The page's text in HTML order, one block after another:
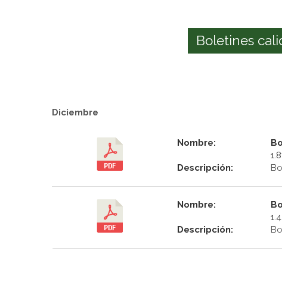
Boletines
Diciembre
Nombre:
Descripción:
Nombre:
Descripción: